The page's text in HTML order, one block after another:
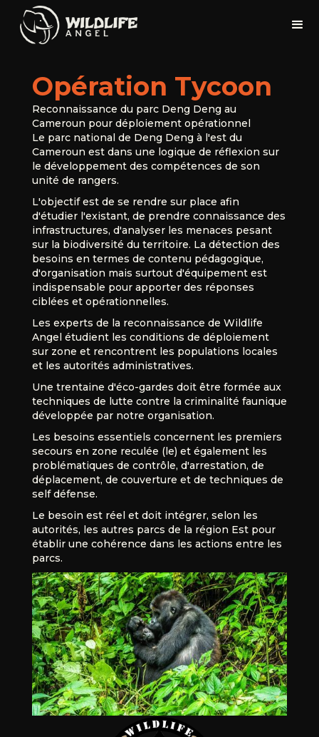
Opération Tycoon
Reconnaissance du parc Deng Deng au
Cameroun pour déploiement opérationnel
Le parc national de Deng Deng à l'est du
Cameroun est dans une logique de réflexion sur
le développement des compétences de son
unité de rangers.
L'objectif est de se rendre sur place afin
d'étudier l'existant, de prendre connaissance des
infrastructures, d'analyser les menaces pesant
sur la biodiversité du territoire. La détection des
besoins en termes de contenu pédagogique,
d'organisation mais surtout d'équipement est
indispensable pour apporter des réponses
ciblées et opérationnelles.
Les experts de la reconnaissance de Wildlife
Angel étudient les conditions de déploiement
sur zone et rencontrent les populations locales
et les autorités administratives.
Une trentaine d'éco-gardes doit être formée aux
techniques de lutte contre la criminalité faunique
développée par notre organisation.
Les besoins essentiels concernent les premiers
secours en zone reculée (le) et également les
problématiques de contrôle, d'arrestation, de
déplacement, de couverture et de techniques de
self défense.
Le besoin est réel et doit intégrer, selon les
autorités, les autres parcs de la région Est pour
établir une cohérence dans les actions entre les
parcs.